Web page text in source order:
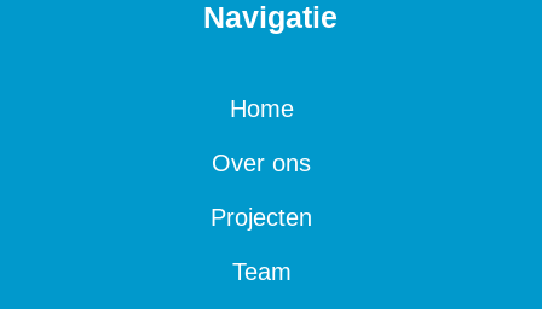
Navigatie
Home
Over ons
Projecten
Team